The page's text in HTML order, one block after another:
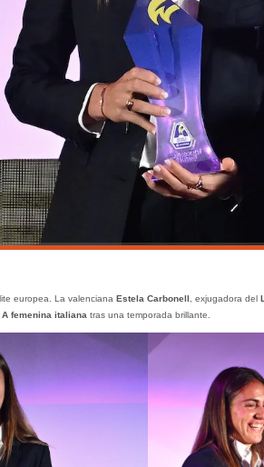
europea. La valenciana Estela Carbonell , exjugadora del
femenina italianatras una temporada brillante.